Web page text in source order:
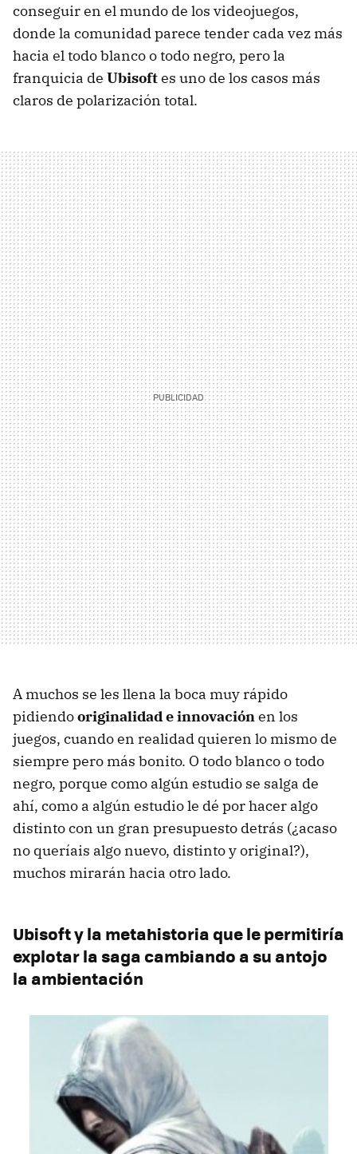
conseguir en el mundo de los videojuegos,
donde la comunidad parece tender cada vez más
hacia el todo blanco o todo negro, pero la
franquicia de Ubisoftes uno de los casos más
claros de polarización total.
A muchos se les llena la boca muy rápido
pidiendooriginalidad e innovaciónen los
juegos, cuando en realidad quieren lo mismo de
siempre pero más bonito. O todo blanco o todo
negro, porque como algún estudio se salga de
ahí, como a algún estudio le dé por hacer algo
distinto con un gran presupuesto detrás (¿acaso
no queríais algo nuevo, distinto y original?),
muchos mirarán hacia otro lado.
Ubisoft y la metahistoria que le permitiría
explotar la saga cambiando a su antojo
la ambientación